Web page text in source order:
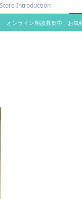
Store Introduction
オンライン相談募集中！お気